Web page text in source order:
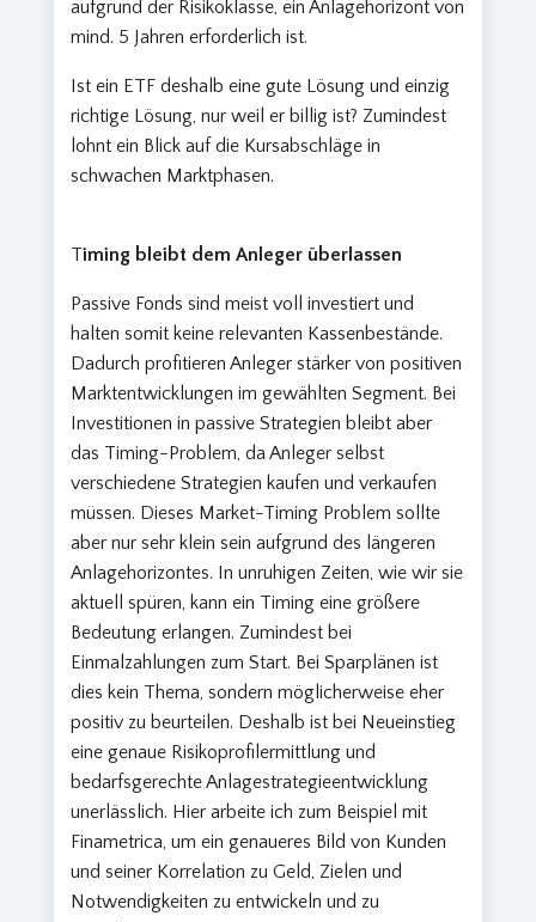
aufgrund der Risikoklasse, ein Anlagehorizont von
mind. 5 Jahren erforderlich ist.
Ist ein ETF deshalb eine gute Lösung und einzig
richtige Lösung, nur weil er billig ist? Zumindest
lohnt ein Blick auf die Kursabschläge in
schwachen Marktphasen.
Timing bleibt dem Anleger überlassen
Passive Fonds sind meist voll investiert und
halten somit keine relevanten Kassenbestände.
Dadurch profitieren Anleger stärker von positiven
Marktentwicklungen im gewählten Segment. Bei
Investitionen in passive Strategien bleibt aber
das Timing-Problem, da Anleger selbst
verschiedene Strategien kaufen und verkaufen
müssen. Dieses Market-Timing Problem sollte
aber nur sehr klein sein aufgrund des längeren
Anlagehorizontes. In unruhigen Zeiten, wie wir sie
aktuell spüren, kann ein Timing eine größere
Bedeutung erlangen. Zumindest bei
Einmalzahlungen zum Start. Bei Sparplänen ist
dies kein Thema, sondern möglicherweise eher
positiv zu beurteilen. Deshalb ist bei Neueinstieg
eine genaue Risikoprofilermittlung und
bedarfsgerechte Anlagestrategieentwicklung
unerlässlich. Hier arbeite ich zum Beispiel mit
Finametrica, um ein genaueres Bild von Kunden
und seiner Korrelation zu Geld, Zielen und
Notwendigkeiten zu entwickeln und zu